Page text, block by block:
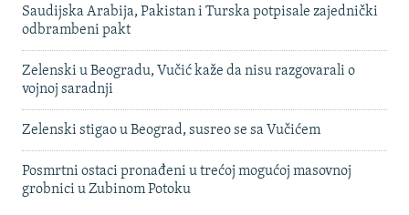
Saudijska Arabija, Pakistan i Turska potpisale zajednički
odbrambeni pakt
Zelenski u Beogradu, Vučić kaže da nisu razgovarali o
vojnoj saradnji
Zelenski stigao u Beograd, susreo se sa Vučićem
Posmrtni ostaci pronađeni u trećoj mogućoj masovnoj
grobnici u Zubinom Potoku